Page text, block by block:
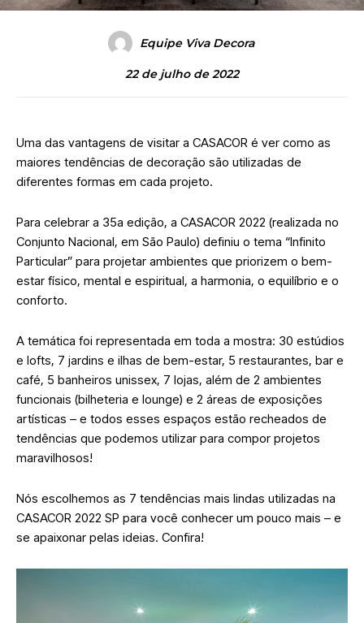
Equipe Viva Decora
22 de julho de 2022
Uma das vantagens de visitar a CASACOR é ver como as
maiores tendências de decoração são utilizadas de
diferentes formas em cada projeto.
Para celebrar a 35a edição, a CASACOR 2022 (realizada no
Conjunto Nacional, em São Paulo) definiu o tema “Infinito
Particular” para projetar ambientes que priorizem o bem-
estar físico, mental e espiritual, a harmonia, o equilíbrio e o
conforto.
A temática foi representada em toda a mostra: 30 estúdios
e lofts, 7 jardins e ilhas de bem-estar, 5 restaurantes, bar e
café, 5 banheiros unissex, 7 lojas, além de 2 ambientes
funcionais (bilheteria e lounge) e 2 áreas de exposições
artísticas – e todos esses espaços estão recheados de
tendências que podemos utilizar para compor projetos
maravilhosos!
Nós escolhemos as 7 tendências mais lindas utilizadas na
CASACOR 2022 SP para você conhecer um pouco mais – e
se apaixonar pelas ideias. Confira!